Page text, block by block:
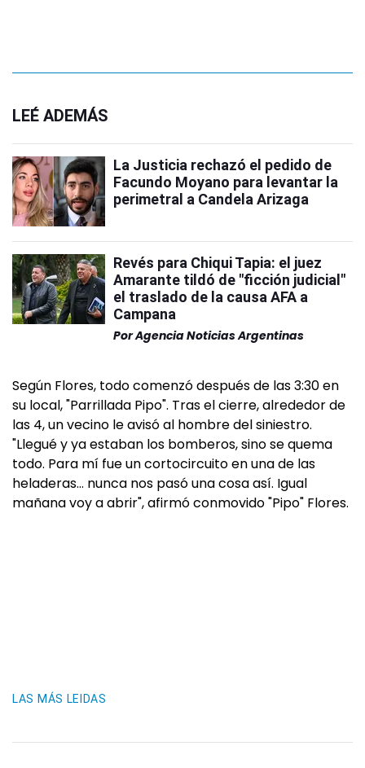
LEÉ ADEMÁS
La Justicia rechazó el pedido de
Facundo Moyano para levantar la
perimetral a Candela Arizaga
Revés para Chiqui Tapia: el juez
Amarante tildó de "ficción judicial"
el traslado de la causa AFA a
Campana
PorAgencia Noticias Argentinas
Según Flores, todo comenzó después de las 3:30 en
su local, "Parrillada Pipo". Tras el cierre, alrededor de
las 4, un vecino le avisó al hombre del siniestro.
"Llegué y ya estaban los bomberos, sino se quema
todo. Para mí fue un cortocircuito en una de las
heladeras… nunca nos pasó una cosa así. Igual
mañana voy a abrir", afirmó conmovido "Pipo" Flores.
LAS MÁS LEIDAS